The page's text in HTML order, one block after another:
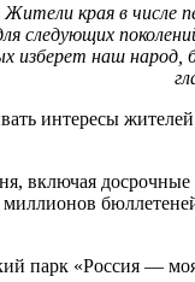
Жители края в
следующих
наш народ,
интересы
включая